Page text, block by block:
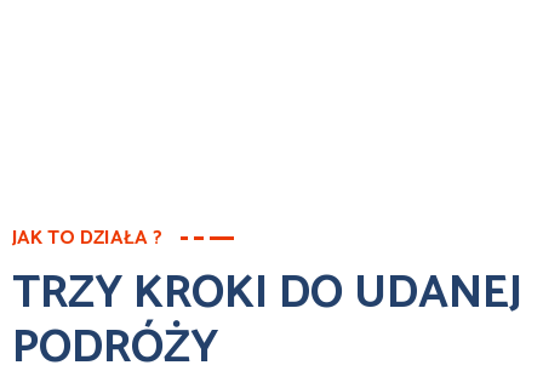
JAK TO DZIAŁA ?
TRZY KROKI DO UDANEJ
PODRÓŻY